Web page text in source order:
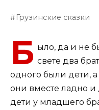
Грузинские сказки
Б ыло, да и не
свете два
одного были дети, а
они вместе ладно
дети у младшего